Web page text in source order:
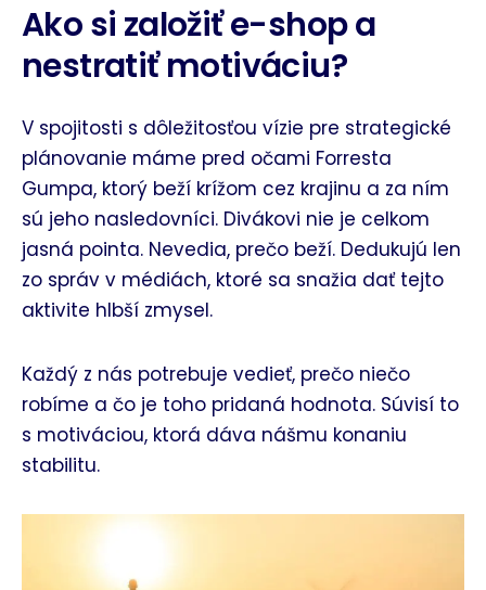
Ako si založiť e-shop a
nestratiť motiváciu?
V spojitosti s dôležitosťou vízie pre strategické
plánovanie máme pred očami Forresta
Gumpa, ktorý beží krížom cez krajinu a za ním
sú jeho nasledovníci. Divákovi nie je celkom
jasná pointa. Nevedia, prečo beží. Dedukujú len
zo správ v médiách, ktoré sa snažia dať tejto
aktivite hlbší zmysel.
Každý z nás potrebuje vedieť, prečo niečo
robíme a čo je toho pridaná hodnota. Súvisí to
s motiváciou, ktorá dáva nášmu konaniu
stabilitu.